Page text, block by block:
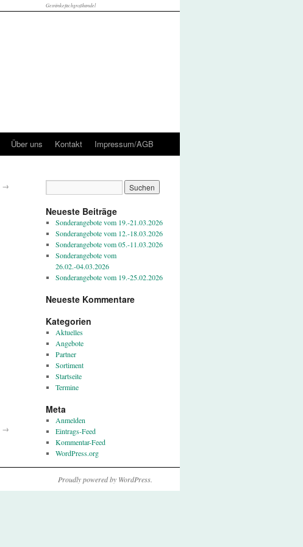
Getränkefachgroßhandel
Über uns Kontakt Impressum/AGB
→
→
Neueste Beiträge
Sonderangebote vom 19.-21.03.2026
Sonderangebote vom 12.-18.03.2026
Sonderangebote vom 05.-11.03.2026
Sonderangebote vom
26.02.-04.03.2026
Sonderangebote vom 19.-25.02.2026
Neueste Kommentare
Kategorien
Aktuelles
Angebote
Partner
Sortiment
Startseite
Termine
Meta
Anmelden
Eintrags-Feed
Kommentar-Feed
WordPress.org
Proudly powered by WordPress.